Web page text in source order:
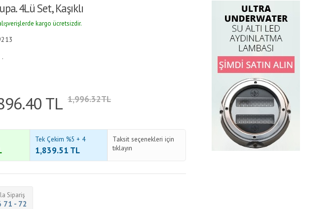
4lü Set, Kaşıklı
kargo ücretsizdir.
TL 1,996.32TL
Tek Çekim %5 + 4
1,839.51 TL
Taksit seçenekleri için
tıklayın
Sipariş
71 - 72